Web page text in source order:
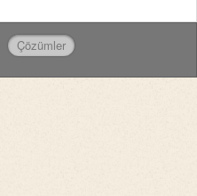
Çözümler